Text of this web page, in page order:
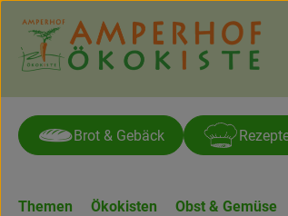
Brot & Gebäck
Themen Ökokisten Obst & Gemüse